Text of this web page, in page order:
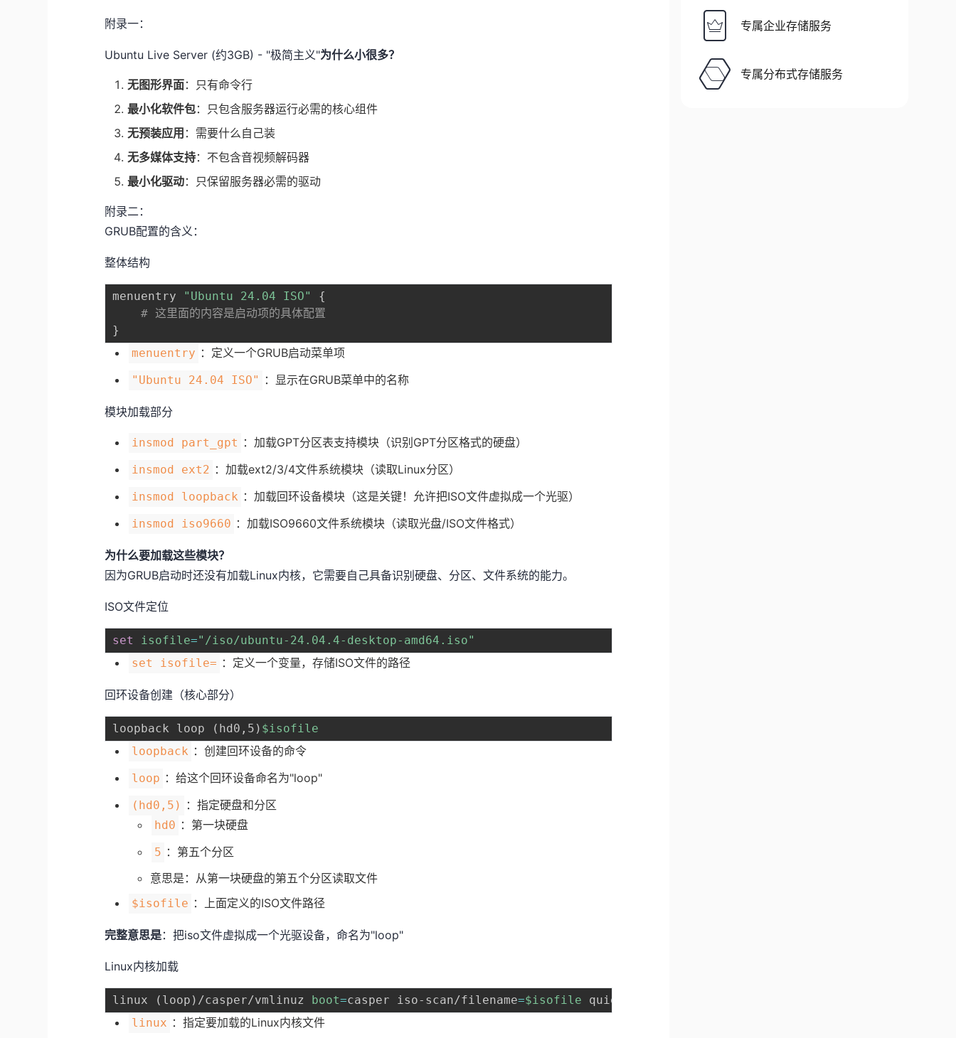
附录一：
Ubuntu Live Server (约3GB) - "极简主义"为什么小很多？
无图形界面：只有命令行
最小化软件包：只包含服务器运行必需的核心组件
无预装应用 ：需要什么自己装
无多媒体支持：不包含音视频解码器
最小化驱动：只保留服务器必需的驱动
附录二：
GRUB配置的含义：
整体结构
menuentry "Ubuntu 24.04 ISO"
{
# 这里面的内容是启动项的具体配置
}
menuentry ：定义一个GRUB启动菜单项
"Ubuntu 24.04 ISO" ：显示在GRUB菜单中的名称
模块加载部分
insmod part_gpt ：加载GPT分区表支持模块（识别GPT分区格式的硬盘）
insmod ext2 ：加载ext2/3/4文件系统模块（读取Linux分区）
insmod loopback ：加载回环设备模块（这是关键！允许把ISO文件虚拟成一个光驱）
insmod iso9660 ：加载ISO9660文件系统模块（读取光盘/ISO文件格式）
为什么要加载这些模块？
因为GRUB启动时还没有加载Linux内核，它需要自己具备识别硬盘、分区、文件系统的能力。
ISO文件定位
set isofile="/iso/ubuntu-24.04.4-desktop-amd64.iso"
set isofile= ：定义一个变量，存储ISO文件的路径
回环设备创建（核心部分）
loopback loop ( hd0,5 ) $isofile
loopback ：创建回环设备的命令
loop ：给这个回环设备命名为"loop"
(hd0,5) ：指定硬盘和分区
hd0 ：第一块硬盘
5 ：第五个分区
意思是：从第一块硬盘的第五个分区读取文件
$isofile ：上面定义的ISO文件路径
完整意思是：把iso文件虚拟成一个光驱设备，命名为"loop"
Linux内核加载
linux ( loop ) /casper/vmlinuz boot=casper iso-scan/filename=$isofile
linux ：指定要加载的Linux内核文件
专属企业存储服务
专属分布式存储服务